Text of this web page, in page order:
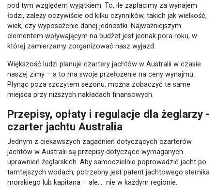
pod tym względem wyjątkiem. To, ile zapłacimy za wynajem
łodzi, zależy oczywiście od kilku czynników, takich jak wielkość,
wiek, czy wyposażenie danej jednostki. Najważniejszym
elementem wpływającym na budżet jest jednak pora roku, w
której zamierzamy zorganizować nasz wyjazd.
Większość ludzi planuje czartery jachtów w Australii w czasie
naszej zimy – a to ma swoje przełożenie na ceny wynajmu.
Płynąc poza szczytem sezonu, można zobaczyć te same
miejsca przy niższych nakładach finansowych.
Przepisy, opłaty i regulacje dla żeglarzy -
czarter jachtu Australia
Jednym z ciekawszych zagadnień dotyczących czarterów
jachtów w Australii są przepisy dotyczące wymaganych
uprawnień żeglarskich. Aby samodzielnie poprowadzić jacht po
tamtejszych wodach, potrzebny jest patent jachtowego sternika
morskiego lub kapitana – ale… nie w każdym regionie.